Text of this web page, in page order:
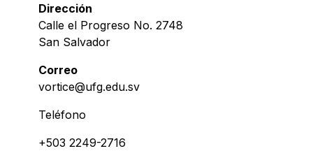
Dirección
Calle el Progreso No. 2748
San Salvador
Correo
vortice@ufg.edu.sv
Teléfono
+503 2249-2716